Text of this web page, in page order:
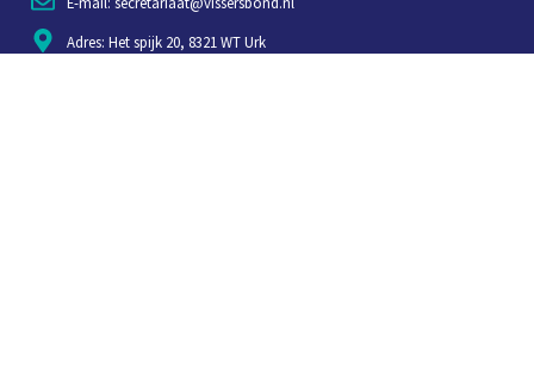
Adres: Het spijk 20, 8321 WT Urk